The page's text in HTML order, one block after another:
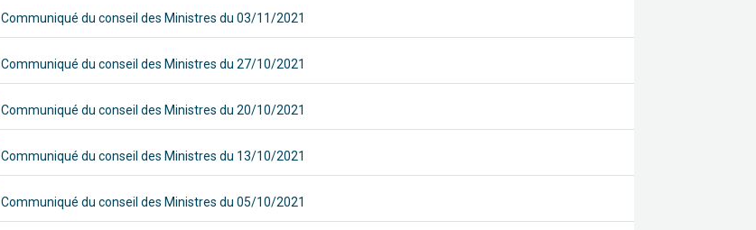
Communiqué du conseil des Ministres du 03/11/2021
Communiqué du conseil des Ministres du 27/10/2021
Communiqué du conseil des Ministres du 20/10/2021
Communiqué du conseil des Ministres du 13/10/2021
Communiqué du conseil des Ministres du 05/10/2021